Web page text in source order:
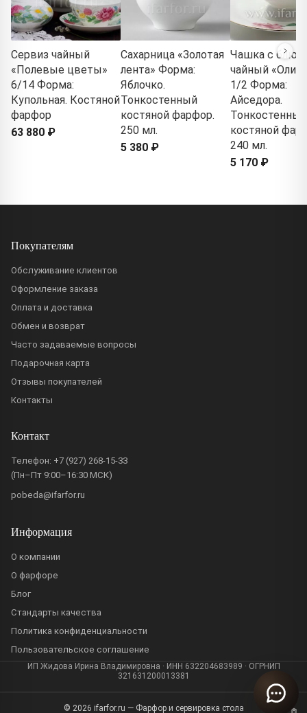
Сервиз чайный
«Полевые цветы»
6/14 Форма:
Купольная. Костяной
фарфор
63 880 ₽
Сахарница «Золотая
лента» Форма:
Яблочко.
Тонкостенный
костяной фарфор.
250 мл.
5 380 ₽
Чашка с
чайный
1/2 Форма:
Айседора.
Тонкостенный
костяной
240 мл.
5 170 ₽
Покупателям
Обслуживание клиентов
Оформление заказа
Оплата и доставка
Обмен и возврат
Часто задаваемые вопросы
Подарочная карта
Отзывы покупателей
Контакты
Контакт
Телефон: +7 (927) 268-15-33
(Пн–Пт 9:00–16:30 МСК)
pobeda@ifarfor.ru
Информация
О компании
О фарфоре
Блог
Стандарты качества
Политика конфиденциальности
Пользовательское соглашение
ИП Жидова Ирина Владимировна · ИНН 632204683989 · ОГРНИП
321631200013381
© 2026 ifarfor.ru — Фарфор и сервировка стола